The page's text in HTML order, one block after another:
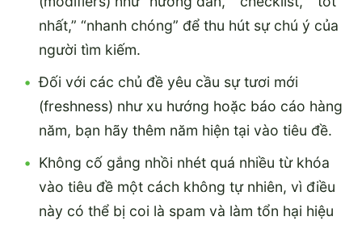
nhất,” “nhanh chóng” để thu hút sự chú ý của
người tìm kiếm.
Đối với các chủ đề yêu cầu sự tươi mới
(freshness) như xu hướng hoặc báo cáo hàng
năm, bạn hãy thêm năm hiện tại vào tiêu đề.
Không cố gắng nhồi nhét quá nhiều từ khóa
vào tiêu đề một cách không tự nhiên, vì điều
này có thể bị coi là spam và làm tổn hại hiệu